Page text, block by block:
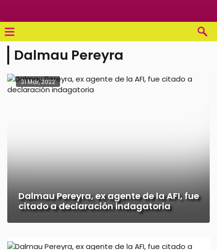
≡
Dalmau Pereyra
31 Mar, 2022
Dalmau Pereyra, ex agente de la AFI, fue
citado a declaración indagatoria